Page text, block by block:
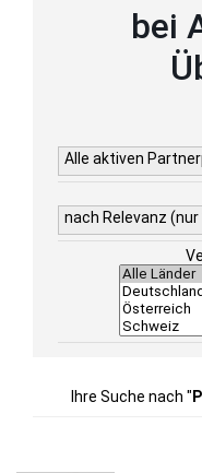
bei
Alle aktiven
nach Relevanz
Ihre Suche nach "